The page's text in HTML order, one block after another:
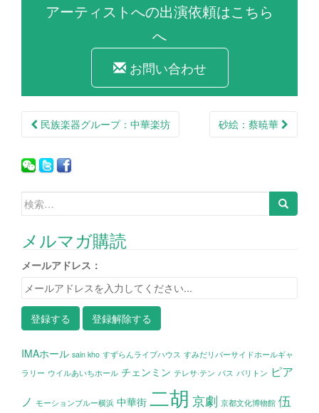
アーティストへの出演依頼はこちら
へ
お問い合わせ
投稿ナビゲーション
民族楽器グループ：中華楽坊 砂絵：蔡暁華
検索:
メルマガ購読
メールアドレス：
IMAホール sain kho すずらんライブハウス すみだリバーサイドホールギャ
ラリー ウイルあいちホール チェンミン テレサ·テン バス バリトン ピア
ノ モーションブルー横浜 中華街 二胡 京劇 京都文化博物館 伍